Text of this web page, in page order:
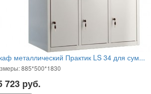
металлический Практик LS 34 для сум...
885*500*1830
723 руб.